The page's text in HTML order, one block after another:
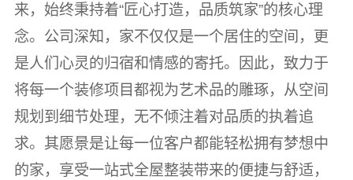
来，始终秉持着“匠心打造，品质筑家”的核心理
念。公司深知，家不仅仅是一个居住的空间，更
是人们心灵的归宿和情感的寄托。因此，致力于
将每一个装修项目都视为艺术品的雕琢，从空间
规划到细节处理，无不倾注着对品质的执着追
求。其愿景是让每一位客户都能轻松拥有梦想中
的家，享受一站式全屋整装带来的便捷与舒适，